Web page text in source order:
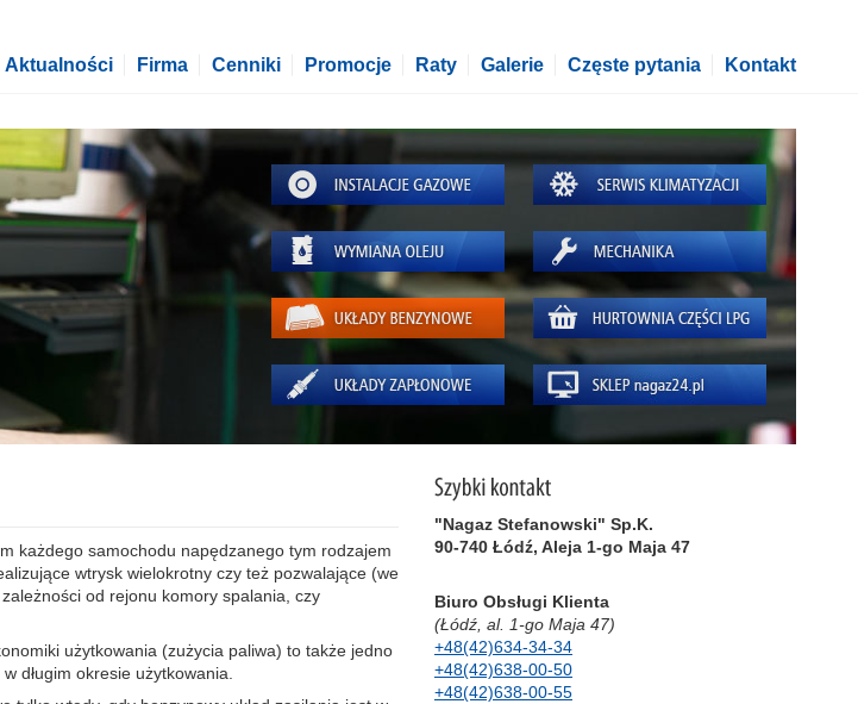
Aktualności Firma Cenniki Promocje Raty Galerie Częste pytania Kontakt
każdego samochodu napędzanego tym rodzajem
wtrysk wielokrotny czy też pozwalające (we
od rejonu komory spalania, czy
użytkowania (zużycia paliwa) to także jedno
długim okresie użytkowania.
"Nagaz Stefanowski" Sp.K.
90-740 Łódź, Aleja 1-go Maja 47
Biuro Obsługi Klienta
(Łódź, al. 1-go Maja 47)
+48(42)634-34-34
+48(42)638-00-50
+48(42)638-00-55